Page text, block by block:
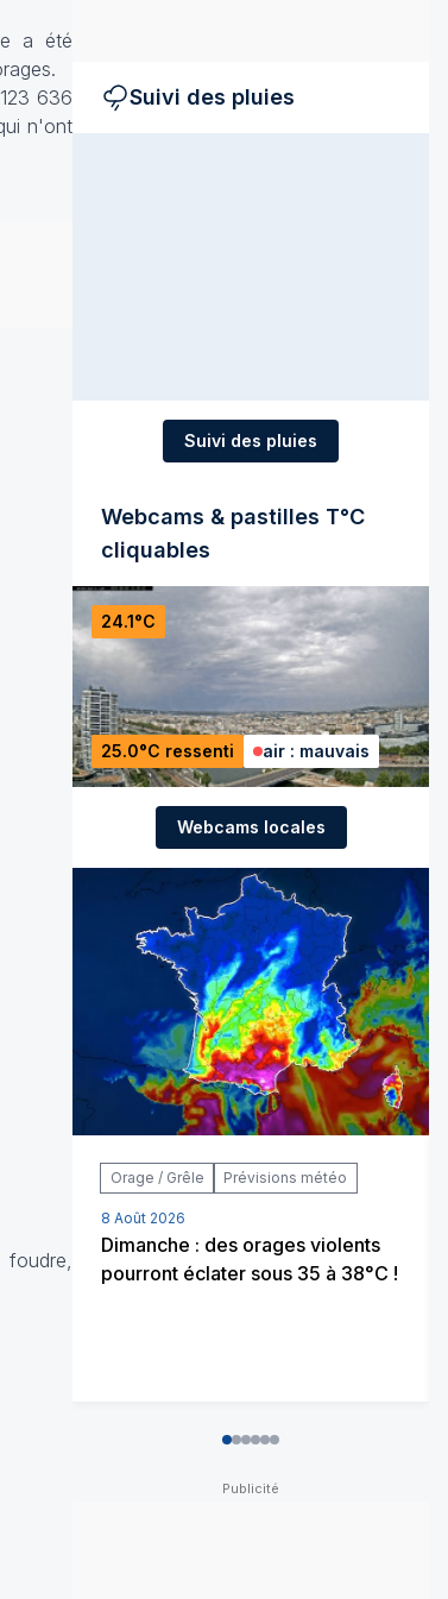
a été
636
n'ont
foudre,
Suivi des pluies
Suivi des pluies
Webcams & pastilles T°C
cliquables
24.1°C
25.0°C ressenti air : mauvais
Webcams locales
Orage / Grêle Prévisions météo
8 Août 2026
Dimanche : des orages violents
pourront éclater sous 35 à 38°C !
012345